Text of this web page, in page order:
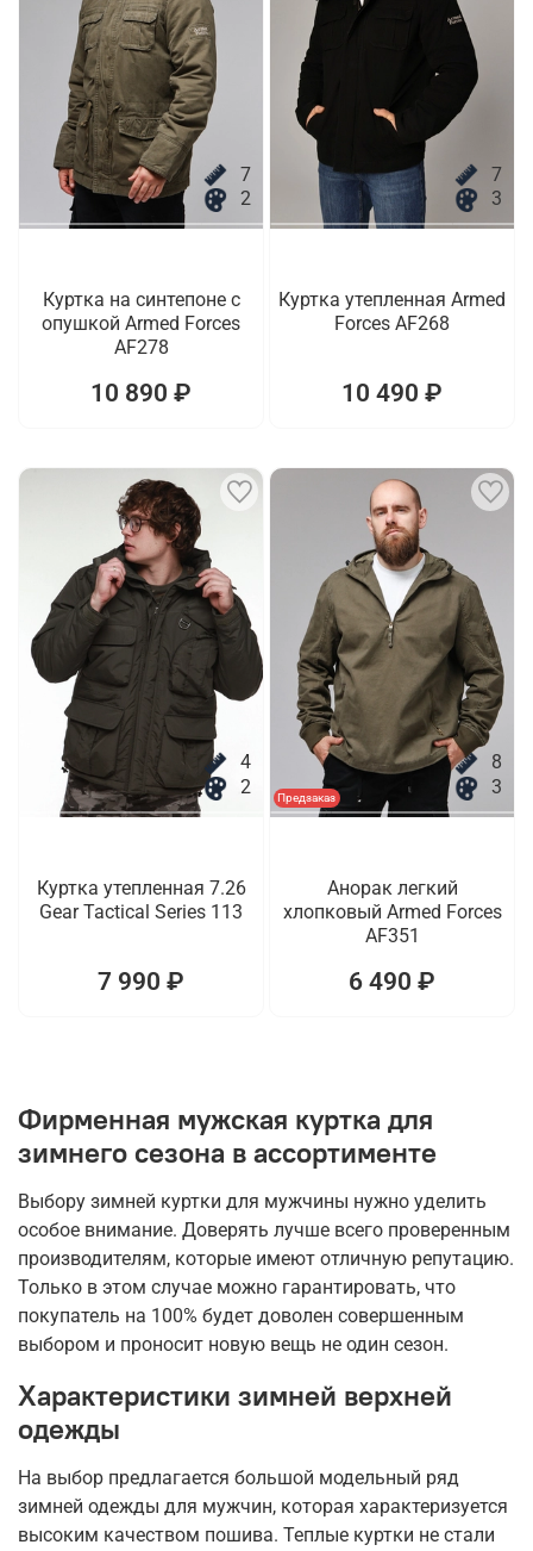
7
2
Куртка на синтепоне с
опушкой Armed Forces
AF278
10 890 ₽
7
3
Куртка утепленная Armed
Forces AF268
10 490 ₽
4
2
Куртка утепленная 7.26
Gear Tactical Series 113
7 990 ₽
Предзаказ
8
3
Анорак легкий
хлопковый Armed Forces
AF351
6 490 ₽
Фирменная мужская куртка для
зимнего сезона в ассортименте
Выбору зимней куртки для мужчины нужно уделить
особое внимание. Доверять лучше всего проверенным
производителям, которые имеют отличную репутацию.
Только в этом случае можно гарантировать, что
покупатель на 100% будет доволен совершенным
выбором и проносит новую вещь не один сезон.
Характеристики зимней верхней
одежды
На выбор предлагается большой модельный ряд
зимней одежды для мужчин, которая характеризуется
высоким качеством пошива. Теплые куртки не стали